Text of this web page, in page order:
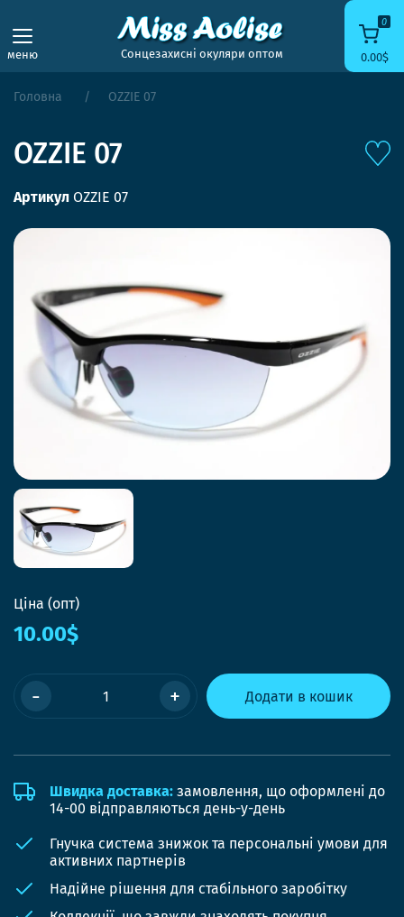
меню Сонцезахисні окуляри оптом
0
0.00$
Головна OZZIE 07
OZZIE 07
Артикул OZZIE 07
Ціна (опт)
10.00$
- + Додати в кошик
Швидка доставка: замовлення, що оформлені до
14-00 відправляються день-у-день
Гнучка система знижок та персональні умови для
активних партнерів
Надійне рішення для стабільного заробітку